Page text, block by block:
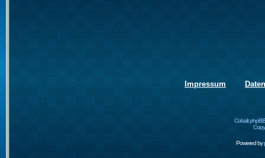
Impressum
Cobalt
Powered by